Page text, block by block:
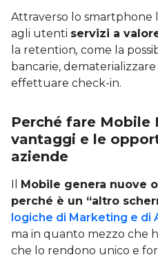
Attraverso lo smartphone
agli utenti servizi a
la retention, come la
bancarie,
effettuare check-in.
Perché fare Mobile
vantaggi e le
aziende
Mobile genera nuove
perché è un “altro
logiche di Marketing e di
ma in quanto mezzo che
che lo rendono unico e